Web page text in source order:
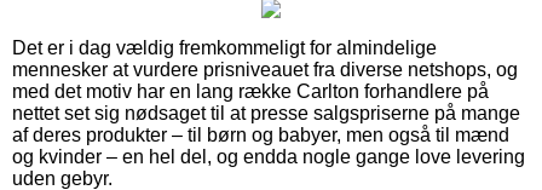
Det er i dag vældig fremkommeligt for almindelige
mennesker at vurdere prisniveauet fra diverse netshops, og
med det motiv har en lang række Carlton forhandlere på
nettet set sig nødsaget til at presse salgspriserne på mange
af deres produkter – til børn og babyer, men også til mænd
og kvinder – en hel del, og endda nogle gange love levering
uden gebyr.